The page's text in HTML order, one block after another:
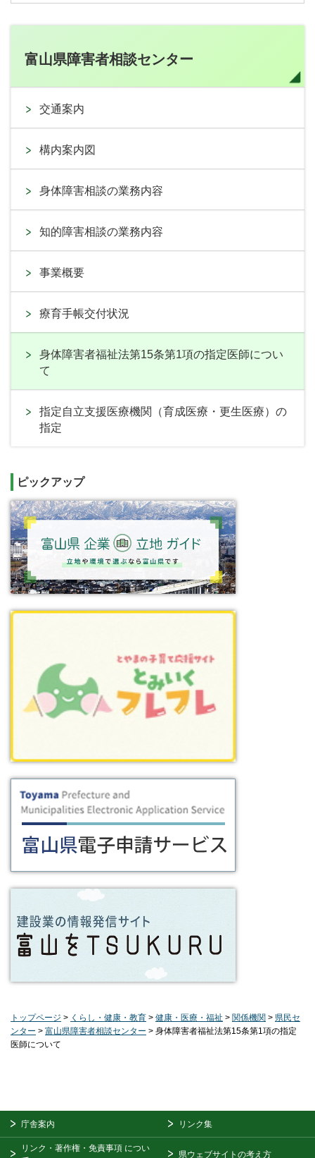
富山県障害者相談センター
交通案内
構内案内図
身体障害相談の業務内容
知的障害相談の業務内容
事業概要
療育手帳交付状況
身体障害者福祉法第15条第1項の指定医師につい
て
指定自立支援医療機関（育成医療・更生医療）の
指定
ピックアップ
トップページ > くらし・健康・教育 > 健康・医療・福祉 > 関係機関 > 県民セ
ンター > 富山県障害者相談センター > 身体障害者福祉法第15条第1項の指定
医師について
庁舎案内 リンク集
リンク・著作権・免責事項 につい
県ウェブサイトの考え方